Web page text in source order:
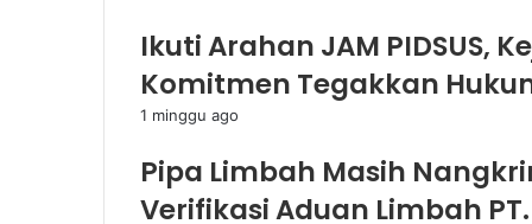
Ikuti Arahan JAM PIDSUS,
Komitmen Tegakkan
1 minggu ago
Pipa Limbah Masih
Verifikasi Aduan Limbah